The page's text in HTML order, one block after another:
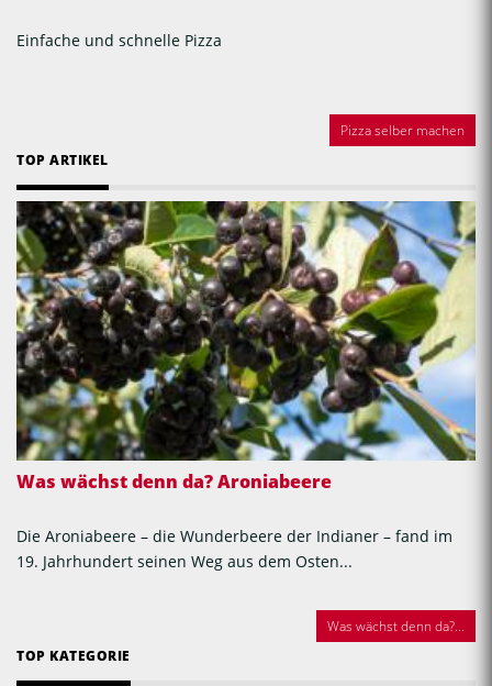
Einfache und schnelle Pizza
Pizza selber machen
TOP ARTIKEL
Was wächst denn da? Aroniabeere
Die Aroniabeere – die Wunderbeere der Indianer – fand im
19. Jahrhundert seinen Weg aus dem Osten...
Was wächst denn da?...
TOP KATEGORIE